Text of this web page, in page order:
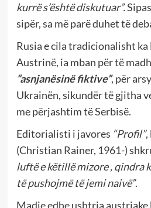
kurrë s’është diskutuar”.
sipër, sa më parë duhet të
Rusia e cila tradicionalisht
Austrinë, ia mban për të
“asnjanësinë fiktive”, për
Ukrainën, sikundër të gjitha
me përjashtim të Serbisë.
Editorialisti i javores “Profil”,
(Christian Rainer, 1961-)
luftë e këtillë mizore , qindra
të pushojmë të jemi naivë”.
Madje edhe ushtria austriake